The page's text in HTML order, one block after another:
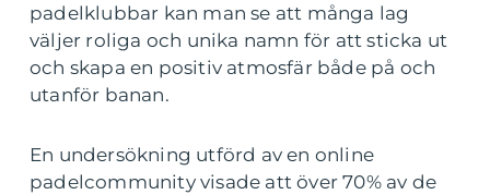
padelklubbar kan man se att många lag
väljer roliga och unika namn för att sticka ut
och skapa en positiv atmosfär både på och
utanför banan.
En undersökning utförd av en online
padelcommunity visade att över 70% av de